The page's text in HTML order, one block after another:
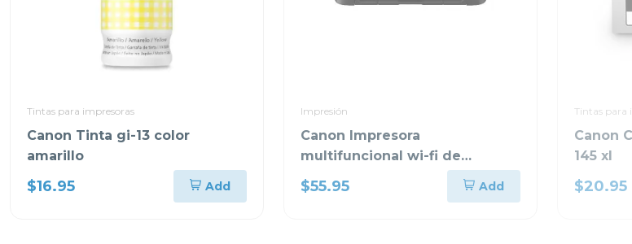
Tintas para impresoras
Canon Tinta gi-13 color
amarillo
$16.95 Add
Impresión
Canon Impresora
multifuncional wi-fi de
cartuchos de tinta 3610
$55.95 Add
Tintas para
Canon
145 xl
$20.95